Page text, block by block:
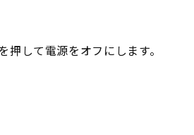
して電源をオフにします。